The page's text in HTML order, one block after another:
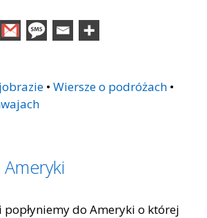
• Wiersze o podróżach •
popłyniemy do Ameryki o której